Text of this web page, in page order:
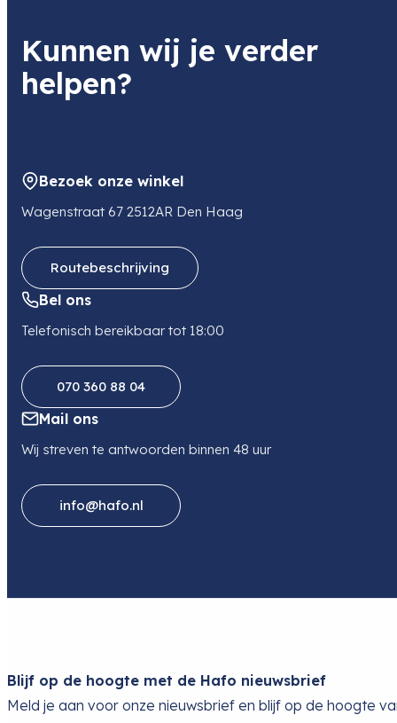
Kunnen wij je verder
helpen?
Bezoek onze winkel
Wagenstraat 67 2512AR Den Haag
Routebeschrijving
Bel ons
Telefonisch bereikbaar tot 18:00
070 360 88 04
Mail ons
Wij streven te antwoorden binnen 48 uur
info@hafo.nl
Blijf op de hoogte met de Hafo nieuwsbrief
Meld je aan voor onze nieuwsbrief en blijf op de hoogte